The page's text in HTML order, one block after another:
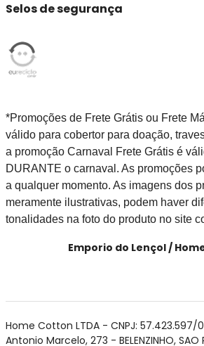
Selos de segurança
*Promoções de Frete Grátis ou Frete
válido para cobertor para doação,
a promoção Carnaval Frete Grátis é
DURANTE o carnaval. As promoções
a qualquer momento. As imagens dos
meramente ilustrativas, podem haver
tonalidades na foto do produto no site
Emporio do Lençol /
Home Cotton LTDA - CNPJ: 57.423.597/
Antonio Marcelo, 273 - BELENZINHO, SAO